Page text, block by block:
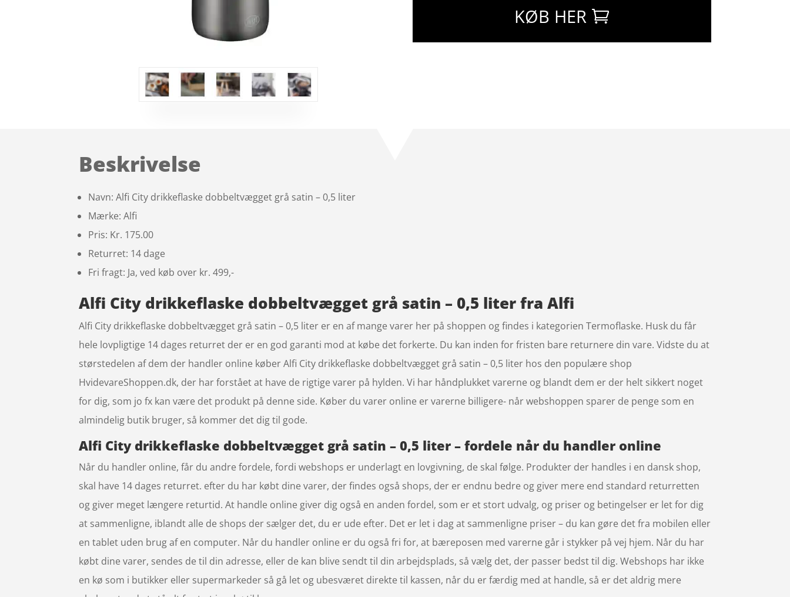
KØB HER
Beskrivelse
Navn: Alfi City drikkeflaske dobbeltvægget grå satin – 0,5 liter
Mærke: Alfi
Pris: Kr. 175.00
Returret: 14 dage
Fri fragt: Ja, ved køb over kr. 499,-
Alfi City drikkeflaske dobbeltvægget grå satin – 0,5 liter fra Alfi
Alfi City drikkeflaske dobbeltvægget grå satin – 0,5 liter er en af mange varer her på shoppen og findes i kategorien Termoflaske. Husk du får
hele lovpligtige 14 dages returret der er en god garanti mod at købe det forkerte. Du kan inden for fristen bare returnere din vare. Vidste du at
størstedelen af dem der handler online køber Alfi City drikkeflaske dobbeltvægget grå satin – 0,5 liter hos den populære shop
HvidevareShoppen.dk, der har forstået at have de rigtige varer på hylden. Vi har håndplukket varerne og blandt dem er der helt sikkert noget
for dig, som jo fx kan være det produkt på denne side. Køber du varer online er varerne billigere- når webshoppen sparer de penge som en
almindelig butik bruger, så kommer det dig til gode.
Alfi City drikkeflaske dobbeltvægget grå satin – 0,5 liter – fordele når du handler online
Når du handler online, får du andre fordele, fordi webshops er underlagt en lovgivning, de skal følge. Produkter der handles i en dansk shop,
skal have 14 dages returret. efter du har købt dine varer, der findes også shops, der er endnu bedre og giver mere end standard returretten
og giver meget længere returtid. At handle online giver dig også en anden fordel, som er et stort udvalg, og priser og betingelser er let for dig
at sammenligne, iblandt alle de shops der sælger det, du er ude efter. Det er let i dag at sammenligne priser – du kan gøre det fra mobilen eller
en tablet uden brug af en computer. Når du handler online er du også fri for, at bæreposen med varerne går i stykker på vej hjem. Når du har
købt dine varer, sendes de til din adresse, eller de kan blive sendt til din arbejdsplads, så vælg det, der passer bedst til dig. Webshops har ikke
en kø som i butikker eller supermarkeder så gå let og ubesværet direkte til kassen, når du er færdig med at handle, så er det aldrig mere